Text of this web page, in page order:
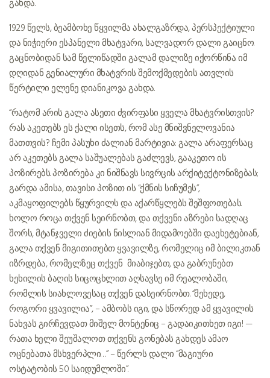
გახდა.
1929 წელს, ბეამბოხე წყვილმა ახალგაზრდა, პერსპექტიული
და ნიჭიერი ესპანელი მხატვარი, სალვადორ დალი გაიცნო.
გაცნობიდან სამ წელიწადში გალამ დალიზე იქორწინა. იმ
დღიდან გენიალური მხატვრის შემოქმედების ათვლის
წერტილი ელენე დიანიკოვა გახდა.
“რატომ არის გალა ასეთი ძვირფასი ყველა მხატვრისთვის?
რას აკეთებს ეს ქალი ისეთს, რომ ასე მნიშვნელოვანია
მათთვის? ჩემი პასუხი ძალიან მარტივია: გალა არაფერსაც
არ აკეთებს. გალა საშუალებას გაძლევს, გააკეთო. ის
პოზირებს. პოზირება კი ნიშნავს სივრცის არქიტექტონიზებას;
გარდა ამისა, თავისი პოზით ის “ქმნის სიჩუმეს”,
აკმაყოფილებს წყურვილს და აქარწყლებს შეშფოთებას.
ხოლო როცა თქვენ სეირნობთ, და თქვენი აზრები სადღაც
შორს, მტანჯველი ძიების ნისლიან მიდამოებში დაეხეტებიან,
გალა თქვენ მიგითითებთ ყვავილზე, რომელიც იმ ბილიკთან
იზრდება, რომელზეც თქვენ მიაბიჯებთ, და გაბრუნებთ
ხეხილის ბაღის სიცოცხლით აღსავსე იმ რეალობაში,
რომლის სიახლოვესაც თქვენ დასეირნობთ. “შეხედე,
როგორი ყვავილია”, – ამბობს იგი, და სწორედ ამ ყვავილის
ნახვას გირჩევდათ მიშელ მონტენიც – გადაიკითხეთ იგი! —
რათა ხელი შეუშალოთ თქვენს გონებას გახდეს ამაო
ოცნებათა მსხვერპლი…” – წერლს დალი “მაგიური
ოსტატობის 50 საიდუმლოში”.